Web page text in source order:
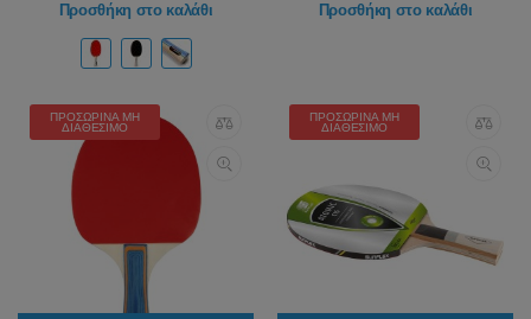
Προσθήκη στο καλάθι Προσθήκη στο καλάθι
ΠΡΟΣΩΡΙΝΆ ΜΗ
ΔΙΑΘΈΣΙΜΟ
ΠΡΟΣΩΡΙΝΆ ΜΗ
ΔΙΑΘΈΣΙΜΟ